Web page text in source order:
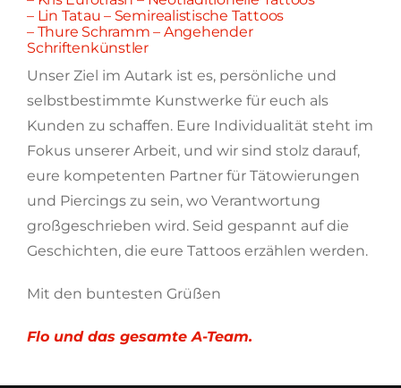
– Lin Tatau – Semirealistische Tattoos
– Thure Schramm – Angehender
Schriftenkünstler
Unser Ziel im Autark ist es, persönliche und
selbstbestimmte Kunstwerke für euch als
Kunden zu schaffen. Eure Individualität steht im
Fokus unserer Arbeit, und wir sind stolz darauf,
eure kompetenten Partner für Tätowierungen
und Piercings zu sein, wo Verantwortung
großgeschrieben wird. Seid gespannt auf die
Geschichten, die eure Tattoos erzählen werden.
Mit den buntesten Grüßen
Flo und das gesamte A-Team.